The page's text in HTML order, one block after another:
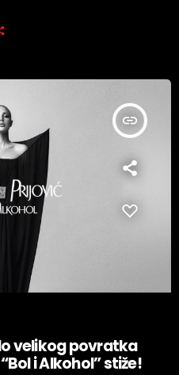
insert_link
velikog povratka
i Alkohol” stiže!